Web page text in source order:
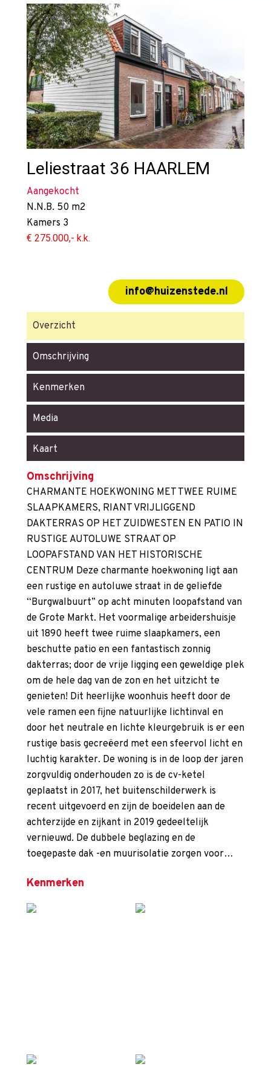
Leliestraat 36 HAARLEM
Aangekocht
N.N.B. 50 m2
Kamers 3
€ 275.000,- k.k.
info@huizenstede.nl
Overzicht
Omschrijving
Kenmerken
Media
Kaart
Omschrijving
CHARMANTE HOEKWONING MET TWEE RUIME
SLAAPKAMERS, RIANT VRIJLIGGEND
DAKTERRAS OP HET ZUIDWESTEN EN PATIO IN
RUSTIGE AUTOLUWE STRAAT OP
LOOPAFSTAND VAN HET HISTORISCHE
CENTRUM Deze charmante hoekwoning ligt aan
een rustige en autoluwe straat in de geliefde
“Burgwalbuurt” op acht minuten loopafstand van
de Grote Markt. Het voormalige arbeidershuisje
uit 1890 heeft twee ruime slaapkamers, een
beschutte patio en een fantastisch zonnig
dakterras; door de vrije ligging een geweldige plek
om de hele dag van de zon en het uitzicht te
genieten! Dit heerlijke woonhuis heeft door de
vele ramen een fijne natuurlijke lichtinval en
door het neutrale en lichte kleurgebruik is er een
rustige basis gecreëerd met een sfeervol licht en
luchtig karakter. De woning is in de loop der jaren
zorgvuldig onderhouden zo is de cv-ketel
geplaatst in 2017, het buitenschilderwerk is
recent uitgevoerd en zijn de boeidelen aan de
achterzijde en zijkant in 2019 gedeeltelijk
vernieuwd. De dubbele beglazing en de
toegepaste dak -en muurisolatie zorgen voor…
Kenmerken